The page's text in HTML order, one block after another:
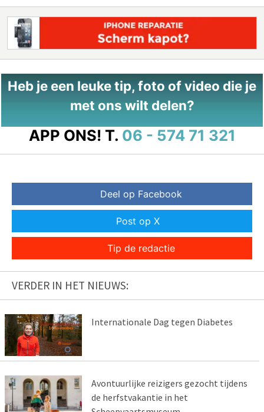
Heb je een leuke tip, foto of video die je
met ons wilt delen?
APP ONS! T. 06 - 574 71 321
Deel op Facebook
Post op X
Tip de redactie
VERDER IN HET NIEUWS:
Internationale Dag tegen Diabetes
Avontuurlijke reizigers gezocht tijdens
de herfstvakantie in het